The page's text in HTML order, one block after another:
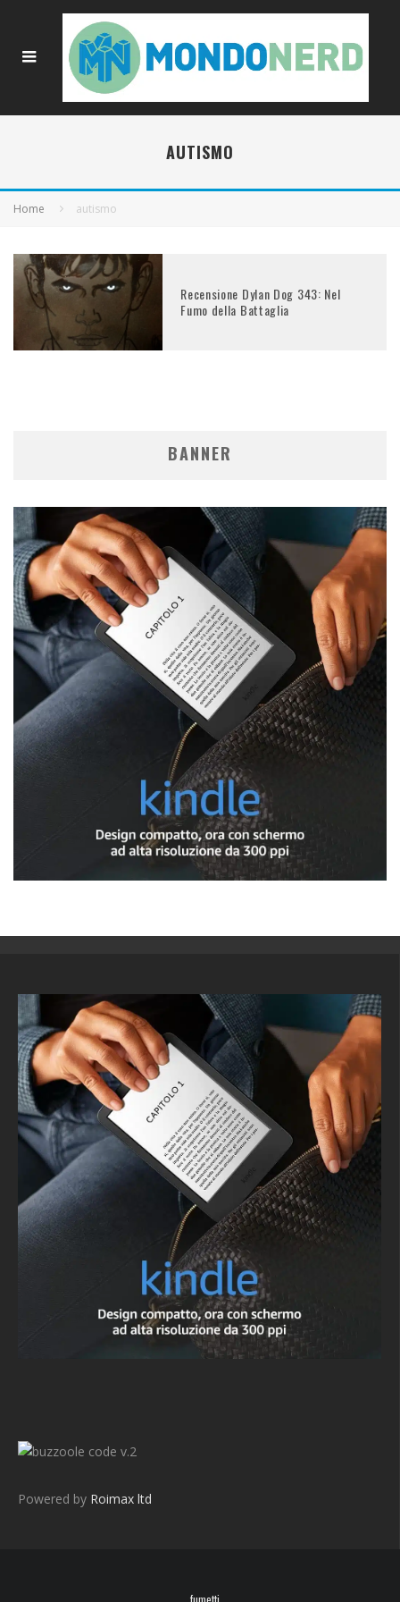
AUTISMO
Home autismo
Recensione Dylan Dog 343: Nel
Fumo della Battaglia
BANNER
v.2
Powered by Roimax ltd
fumetti